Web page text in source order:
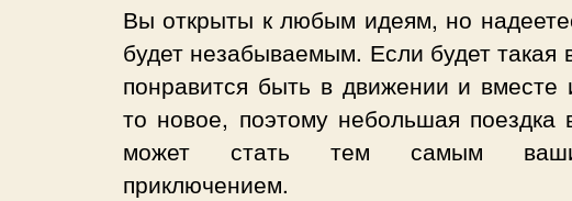
Вы открыты к любым идеям, но
будет незабываемым. Если будет такая
понравится быть в движении и вместе
то новое, поэтому небольшая
может стать тем самым
приключением.